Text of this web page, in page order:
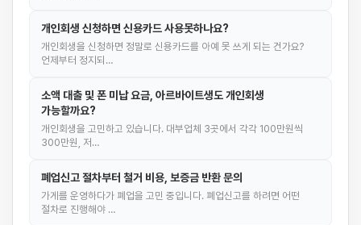
개인회생 신청하면 신용카드 사용못하나요?
개인회생을 신청하면 정말로 신용카드를 아예 못 쓰게 되는 건가요?
언제부터 정지되…
소액 대출 및 폰 미납 요금, 아르바이트생도 개인회생
가능할까요?
개인회생을 고민하고 있습니다. 대부업체 3곳에서 각각 100만원씩
300만원, 저…
폐업신고 절차부터 철거 비용, 보증금 반환 문의
가게를 운영하다가 폐업을 고민 중입니다. 폐업신고를 하려면 어떤
절차로 진행해야 …